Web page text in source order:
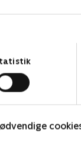
Danmark'
der rører
relevante
begivenheder,
Danmark'